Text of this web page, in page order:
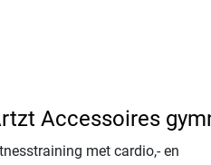
Accessoires
met cardio,- en